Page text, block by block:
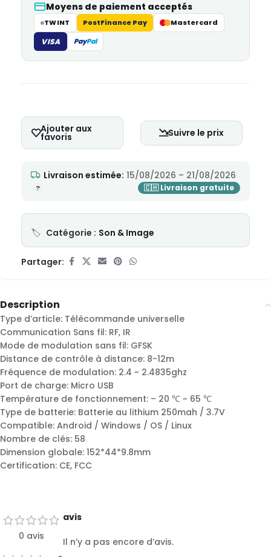
Moyens de paiement acceptés
TWINT PostFinance Pay Mastercard
VISA PayPal
Ajouter aux
favoris Suivre le prix
Livraison estimée: 15/08/2026 – 21/08/2026
Catégorie : Son & Image
Partager:
Description
Type d’article: Télécommande universelle
Communication Sans fil: RF, IR
Mode de modulation sans fil: GFSK
Distance de contrôle à distance: 8-12m
Fréquence de modulation: 2.4 ~ 2.4835ghz
Port de charge: Micro USB
Température de fonctionnement: – 20 ℃ ~ 65 ℃
Type de batterie: Batterie au lithium 250mah / 3.7V
Compatible: Android / Windows / OS / Linux
Nombre de clés: 58
Dimension globale: 152*44*9.8mm
Certification: CE, FCC
0 avis
avis
Il n’y a pas encore d’avis.